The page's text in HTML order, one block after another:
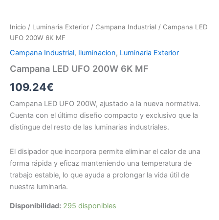
Inicio / Luminaria Exterior / Campana Industrial / Campana LED
UFO 200W 6K MF
Campana Industrial, Iluminacion, Luminaria Exterior
Campana LED UFO 200W 6K MF
109.24€
Campana LED UFO 200W, ajustado a la nueva normativa.
Cuenta con el último diseño compacto y exclusivo que la
distingue del resto de las luminarias industriales.
El disipador que incorpora permite eliminar el calor de una
forma rápida y eficaz manteniendo una temperatura de
trabajo estable, lo que ayuda a prolongar la vida útil de
nuestra luminaria.
Disponibilidad: 295 disponibles